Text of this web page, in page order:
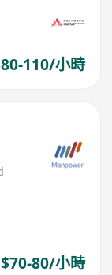
110/小時
$70-80/小時